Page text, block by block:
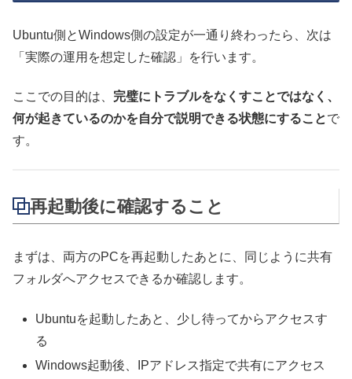
Ubuntu側とWindows側の設定が一通り終わったら、次は
「実際の運用を想定した確認」を行います。
ここでの目的は、 完璧にトラブルをなくすことではなく、
何が起きているのかを自分で説明できる状態にすることで
す。
再起動後に確認すること
まずは、両方のPCを再起動したあとに、同じように共有
フォルダへアクセスできるか確認します。
Ubuntuを起動したあと、少し待ってからアクセスす
る
Windows起動後、IPアドレス指定で共有にアクセス